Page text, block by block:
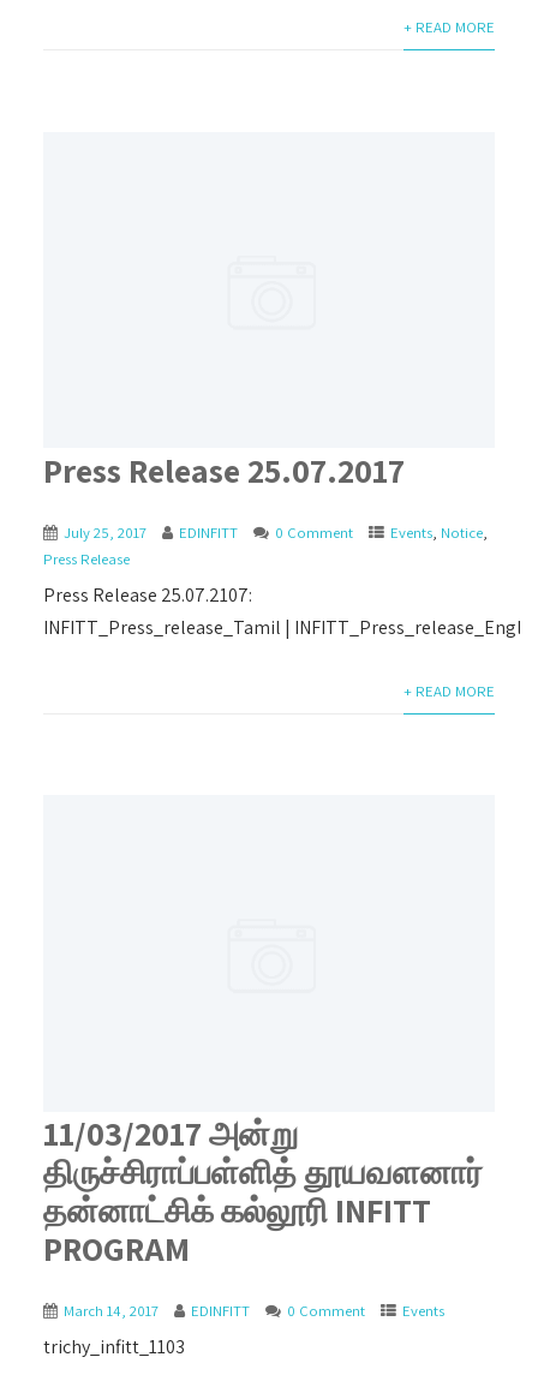
+ READ MORE
Press Release 25.07.2017
July 25, 2017 EDINFITT 0 Comment Events, Notice,
Press Release
Press Release 25.07.2107:
INFITT_Press_release_Tamil |
+ READ MORE
11/03/2017 அன்று
திருச்சிராப்பள்ளித் தூயவளனார்
தன்னாட்சிக் கல்லூரி INFITT
PROGRAM
March 14, 2017 EDINFITT 0 Comment Events
trichy_infitt_1103